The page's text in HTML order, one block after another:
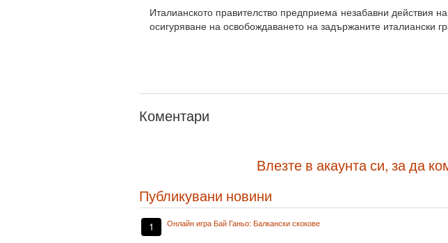
Италианското правителство предприема незабавни действия
осигуряване на освобождаването на задържаните италиански
Коментари
Влезте в акаунта си, за да
Публикувани новини
1 Онлайн игра Бай Ганьо: Балкански скокове